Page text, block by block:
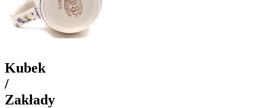
Kubek
/
Zakłady